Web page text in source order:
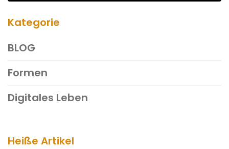
Kategorie
BLOG
Formen
Digitales Leben
Heiße Artikel